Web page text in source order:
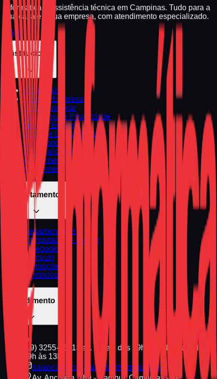
Informática e assistência técnica em Campinas. Tudo para a
sua casa e a sua empresa, com atendimento especializado.
Institucional
Sobre Nós
Sobre a Empresa
Como Comprar
Segurança e Privacidade
Envio e Entrega
Trocas e Devoluções
Fale Conosco
Especialidades
Atendimento Regional
Atendimento Urgente
Departamentos
Departamentos
Computadores Gamer
Notebooks
Premium
Promoções
Seminovos
Atendimento
(19) 3255-1661Seg. a Sex. das 09h às 18h | Sáb. das
09h às 13h
balaocastelo@balaodainformatica.com.br